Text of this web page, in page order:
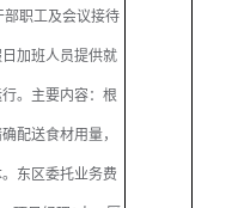
职工及会议接待
加班人员提供就
。主要内容：根
配送食材用量，
东区委托业务费